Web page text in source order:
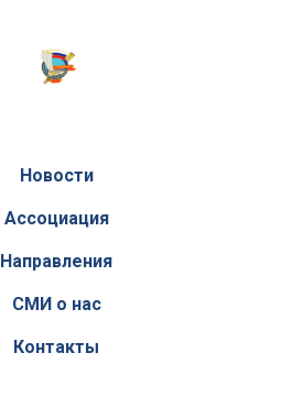
Новости
Ассоциация
Направления
СМИ о нас
Контакты